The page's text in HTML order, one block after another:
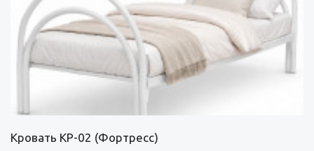
Кровать КР-02 (Фортресс)